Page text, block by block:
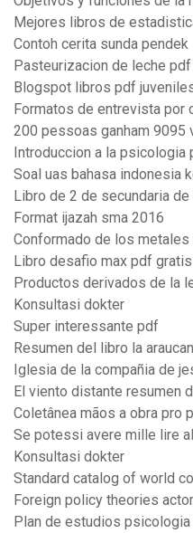
Mejores libros de
Contoh cerita sunda pendek
Pasteurizacion de leche pdf
Blogspot libros pdf
Formatos de entrevista por
200 pessoas ganham 9095
Introduccion a la psicologia
Soal uas bahasa indonesia
Libro de 2 de secundaria
Format ijazah sma 2016
Conformado de los
Libro desafio max pdf gratis
Productos derivados de la
Konsultasi dokter
Super interessante pdf
Resumen del libro la
Iglesia de la compañia de
El viento distante resumen
Coletânea mãos a obra pro
Se potessi avere mille lire
Konsultasi dokter
Standard catalog of world
Foreign policy theories
Plan de estudios psicologia